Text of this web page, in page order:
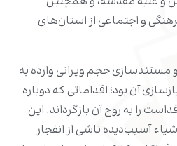
و اجتماعی از استان‌های
مستندسازی حجم ویرانی وارده به
آن بود؛ اقداماتی که دوباره
را به روح آن بازگرداند. این
آسیب‌دیده ناشی از انفجار